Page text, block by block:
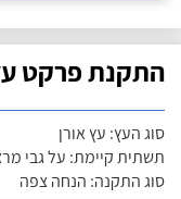
התקנת פרקט
סוג העץ: עץ אורן
תשתית קיימת: על גבי
סוג התקנה: הנחה צפה